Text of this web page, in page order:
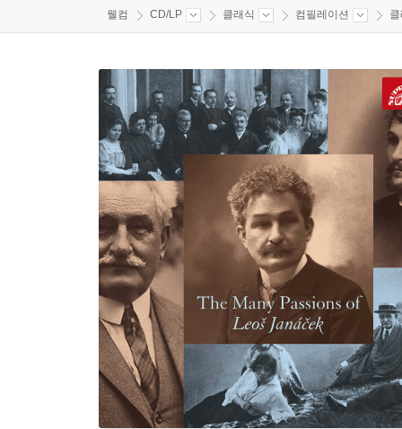
웰컴 CD/LP 클래식 컴필레이션